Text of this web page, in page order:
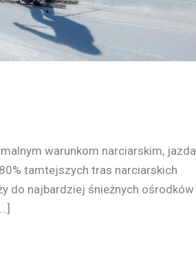
warunkom narciarskim, jazda
tamtejszych tras narciarskich
do najbardziej śnieżnych ośrodków